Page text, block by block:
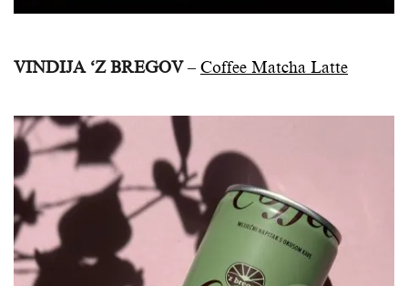
VINDIJA ‘Z BREGOV– Coffee Matcha Latte